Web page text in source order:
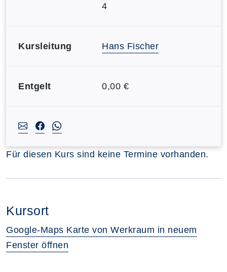
4
Kursleitung Hans Fischer
Entgelt 0,00 €
Für diesen Kurs sind keine Termine vorhanden.
Kursort
Google-Maps Karte von Werkraum in neuem
Fenster öffnen